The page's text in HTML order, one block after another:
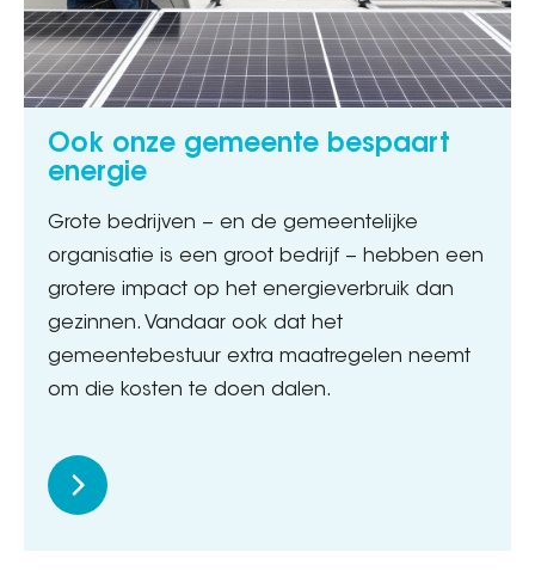
Ook onze gemeente bespaart
energie
Grote bedrijven − en de gemeentelijke
organisatie is een groot bedrijf − hebben een
grotere impact op het energieverbruik dan
gezinnen. Vandaar ook dat het
gemeentebestuur extra maatregelen neemt
om die kosten te doen dalen.